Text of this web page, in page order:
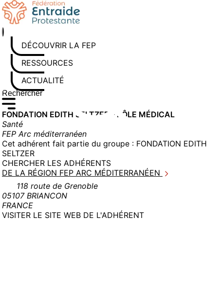
Aller
au
contenu
DÉCOUVRIR LA FEP
RESSOURCES
ACTUALITÉS
Rechercher sur le site
Saisissez au moins 3 caractères pour lancer la recherche
FONDATION EDITH SELTZER – PÔLE MÉDICAL
Santé
FEP Arc méditerranéen
Cet adhérent fait partie du groupe : FONDATION EDITH
SELTZER
CHERCHER LES ADHÉRENTS
DE LA RÉGION FEP ARC MÉDITERRANÉEN
118 route de Grenoble
05107 BRIANCON
FRANCE
VISITER LE SITE WEB DE L'ADHÉRENT(NOUVELLE